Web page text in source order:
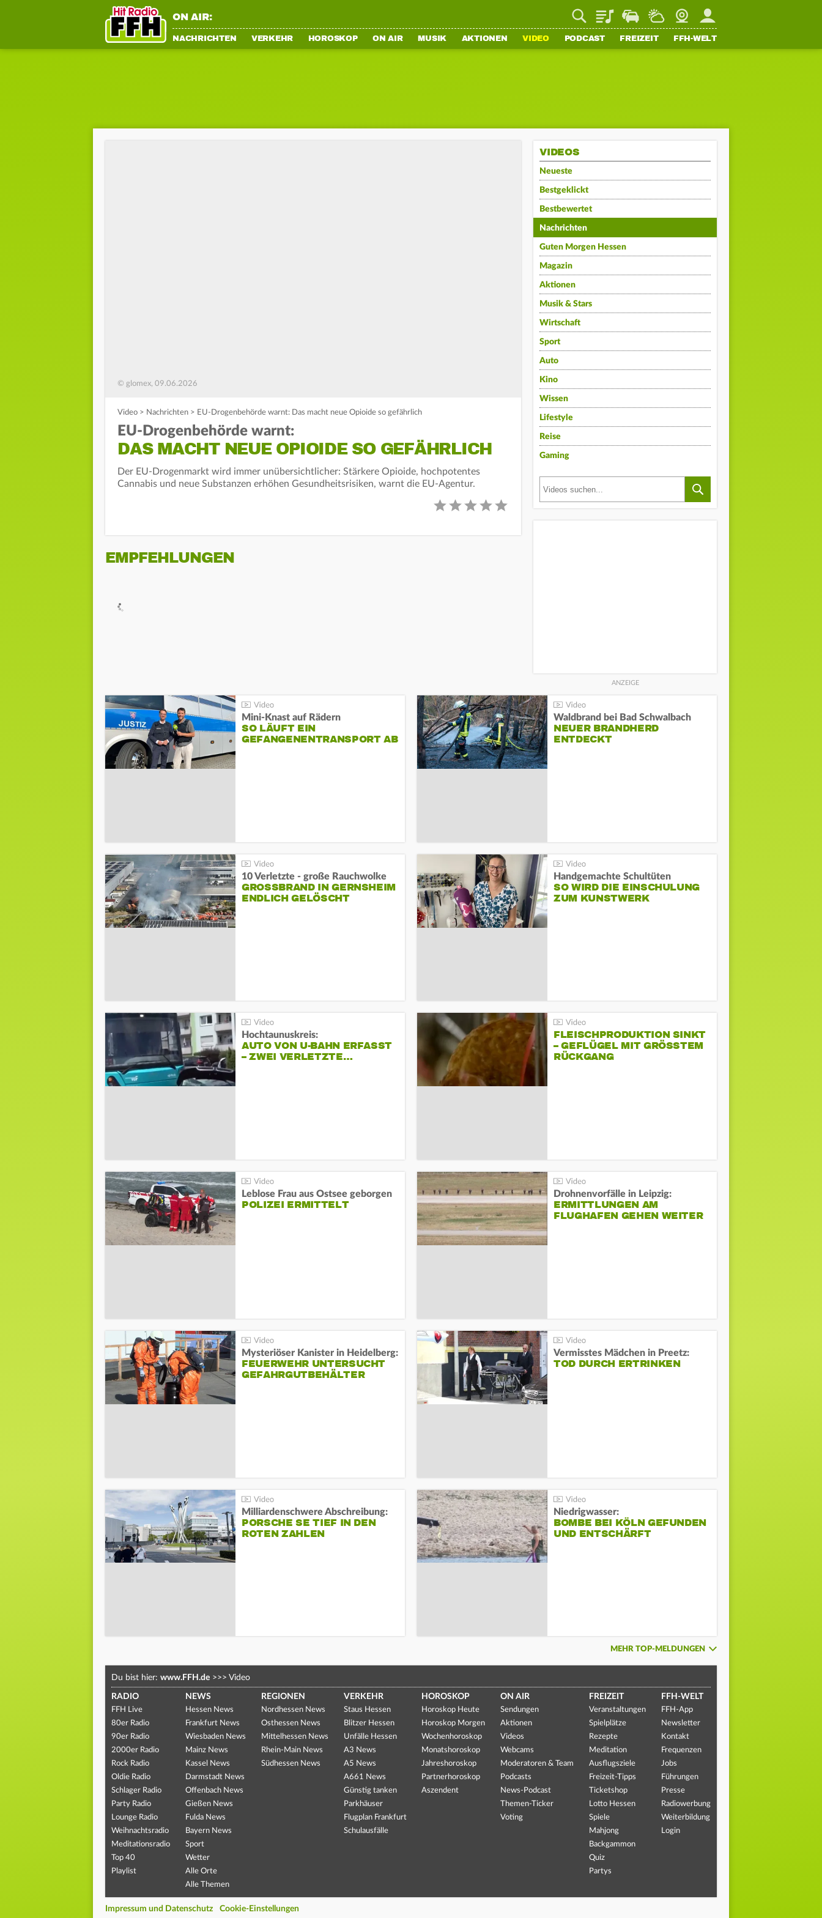
ON AIR: PlaylistStaupilotWetterWebcamMein FFH
NACHRICHTEN VERKEHR HOROSKOP ON AIR MUSIK AKTIONEN VIDEO PODCAST FREIZEIT FFH-WELT
© glomex, 09.06.2026
Video > Nachrichten > EU-Drogenbehörde warnt: Das macht neue Opioide so gefährlich
EU-Drogenbehörde warnt:
DAS MACHT NEUE OPIOIDE SO GEFÄHRLICH
Der EU-Drogenmarkt wird immer unübersichtlicher: Stärkere Opioide, hochpotentes
Cannabis und neue Substanzen erhöhen Gesundheitsrisiken, warnt die EU-Agentur.
EMPFEHLUNGEN
VIDEOS
Neueste
Bestgeklickt
Bestbewertet
Nachrichten
Guten Morgen Hessen
Magazin
Aktionen
Musik & Stars
Wirtschaft
Sport
Auto
Kino
Wissen
Lifestyle
Reise
Gaming
Mini-Knast auf Rädern
SO LÄUFT EIN
GEFANGENENTRANSPORT AB
Waldbrand bei Bad Schwalbach
NEUER BRANDHERD
ENTDECKT
10 Verletzte - große Rauchwolke
GROSSBRAND IN GERNSHEIM E
NDLICH GELÖSCHT
Handgemachte Schultüten
SO WIRD DIE EINSCHULUNG
ZUM KUNSTWERK
Hochtaunuskreis:
AUTO VON U-BAHN ERFASST
– ZWEI VERLETZTE…
FLEISCHPRODUKTION SINKT
– GEFLÜGEL MIT GRÖSSTEM R
ÜCKGANG
Leblose Frau aus Ostsee geborgen
POLIZEI ERMITTELT
Drohnenvorfälle in Leipzig:
ERMITTLUNGEN AM
FLUGHAFEN GEHEN WEITER
Mysteriöser Kanister in Heidelberg:
FEUERWEHR UNTERSUCHT
GEFAHRGUTBEHÄLTER
Vermisstes Mädchen in Preetz:
TOD DURCH ERTRINKEN
Milliardenschwere Abschreibung:
PORSCHE SE TIEF IN DEN
ROTEN ZAHLEN
Niedrigwasser:
BOMBE BEI KÖLN GEFUNDEN
UND ENTSCHÄRFT
MEHR TOP-MELDUNGEN
Du bist hier: www.FFH.de >>> Video
RADIO
FFH Live
80er Radio
90er Radio
2000er Radio
Rock Radio
Oldie Radio
Schlager Radio
Party Radio
Lounge Radio
Weihnachtsradio
Meditationsradio
Top 40
Playlist
NEWS
Hessen News
Frankfurt News
Wiesbaden News
Mainz News
Kassel News
Darmstadt News
Offenbach News
Gießen News
Fulda News
Bayern News
Sport
Wetter
Alle Orte
Alle Themen
REGIONEN
Nordhessen News
Osthessen News
Mittelhessen News
Rhein-Main News
Südhessen News
VERKEHR
Staus Hessen
Blitzer Hessen
Unfälle Hessen
A3 News
A5 News
A661 News
Günstig tanken
Parkhäuser
Flugplan Frankfurt
Schulausfälle
HOROSKOP
Horoskop Heute
Horoskop Morgen
Wochenhoroskop
Monatshoroskop
Jahreshoroskop
Partnerhoroskop
Aszendent
ON AIR
Sendungen
Aktionen
Videos
Webcams
Moderatoren & Team
Podcasts
News-Podcast
Themen-Ticker
Voting
FREIZEIT
Veranstaltungen
Spielplätze
Rezepte
Meditation
Ausflugsziele
Freizeit-Tipps
Ticketshop
Lotto Hessen
Spiele
Mahjong
Backgammon
Quiz
Partys
FFH-WELT
FFH-App
Newsletter
Kontakt
Frequenzen
Jobs
Führungen
Presse
Radiowerbung
Weiterbildung
Login
Impressum und Datenschutz Cookie-Einstellungen